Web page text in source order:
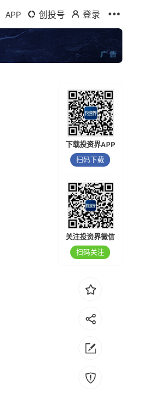
APP 创投号 登录
下载投资界APP
扫码下载
关注投资界微信
扫码关注